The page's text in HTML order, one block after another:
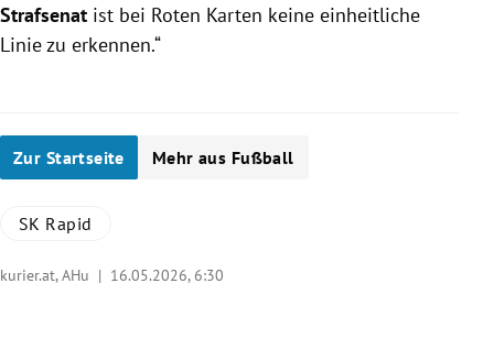
Strafsenat ist bei Roten Karten keine einheitliche
Linie zu erkennen.“
Zur Startseite Mehr aus Fußball
SK Rapid
kurier.at, AHu | 16.05.2026, 6:30